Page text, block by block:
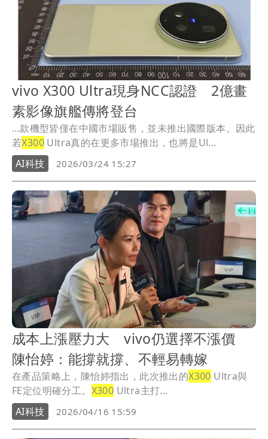
vivo X300 Ultra現身NCC認證 2億畫
素影像旗艦傳將登台
...款機型皆僅在中國市場販售，並未推出國際版本。因此
若X300Ultra真的在更多市場推出，也將是Ul...
AI科技
2026/03/24 15:27
成本上漲壓力大 vivo仍選擇不漲價
陳怡婷：能撐就撐、不輕易轉嫁
在產品策略上，陳怡婷指出，此次推出的X300 Ultra與
FE定位明確分工。 X300 Ultra主打...
AI科技
2026/04/16 15:59